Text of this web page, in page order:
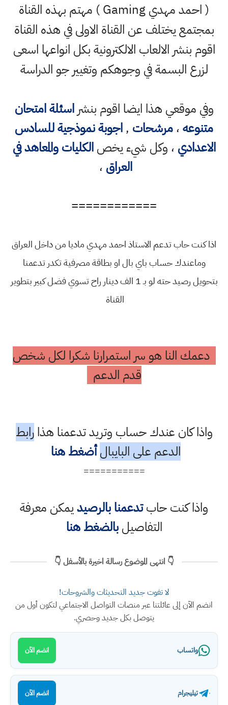
( احمد مهدي Gaming ) مهتم بهذه القناة
بمجتمع يختلف عن القناة الاولى في هذه القناة
اقوم بنشر الالعاب الالكترونية بكل انواعها اسعى
لزرع البسمة في وجوهكم وتغيير جو الدراسة
وفي موقعي هذا ايضا اقوم بنشراسئلة امتحان
متنوعه،مرشحات ,اجوبة نموذجية للسادس
الاعدادي ، وكل شيء يخصالكليات والمعاهد في
العراق ،
============
اذا كنت حاب تدعم الاستاذ احمد مهدي ماديا من داخل العراق
وماعندك حساب باي بال او بطاقة مصرفية تكدر تدعمنا
بتحويل رصيد حته لو بـ 1 الف دينار راح تسوي فضل كبير بتطوير
القناة
دعمك النا هو سر استمرارنا شكرا لكل شخص
قدم الدعم
واذا كان عندك حساب وتريد تدعمنا هذارابط
الدعم على البايبال أضغط هنا
===========
واذا كنت حابتدعمنا بالرصيديمكن معرفة
التفاصيلبالضغط هنا
👇 انتهى الموضوع رسالة اخيرة بالأسفل 👇
لا تفوت جديد التحديثات والشروحات!
انضم الآن إلى عائلتنا عبر منصات التواصل الاجتماعي لتكون أول من
يتوصل بكل جديد وحصري.
واتساب انضم الآن
تيليجرام انضم الآن